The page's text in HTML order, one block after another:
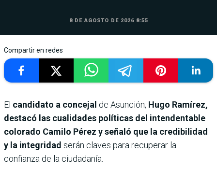
8 DE AGOSTO DE 2026 8:55
Compartir en redes
El candidato a concejal de Asunción, Hugo Ramírez,
destacó las cualidades políticas del intendentable
colorado Camilo Pérez y señaló que la credibilidad
y la integridad serán claves para recuperar la
confianza de la ciudadanía.